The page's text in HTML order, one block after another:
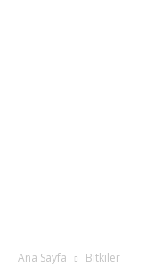
Ana Sayfa Bitkiler